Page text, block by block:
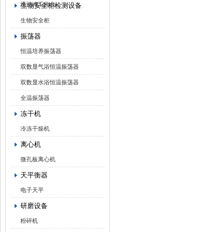
流洁净工作台
生物安全柜检测设备
生物安全柜
振荡器
恒温培养振荡器
双数显气浴恒温振荡器
双数显水浴恒温振荡器
全温振荡器
冻干机
冷冻干燥机
离心机
微孔板离心机
天平衡器
电子天平
研磨设备
粉碎机